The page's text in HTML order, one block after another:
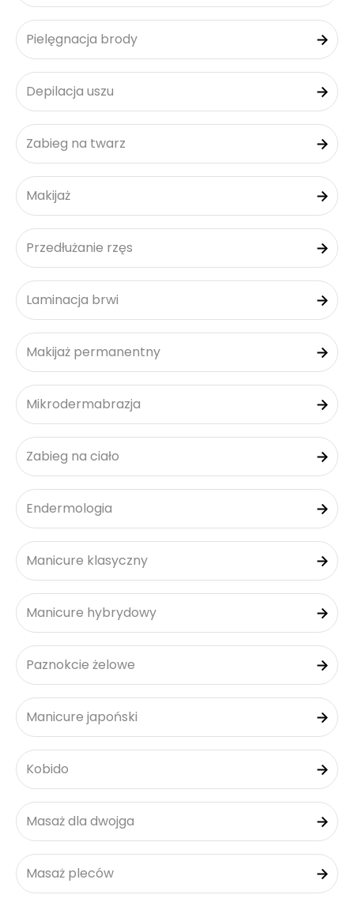
Pielęgnacja brody
Depilacja uszu
Zabieg na twarz
Makijaż
Przedłużanie rzęs
Laminacja brwi
Makijaż permanentny
Mikrodermabrazja
Zabieg na ciało
Endermologia
Manicure klasyczny
Manicure hybrydowy
Paznokcie żelowe
Manicure japoński
Kobido
Masaż dla dwojga
Masaż pleców